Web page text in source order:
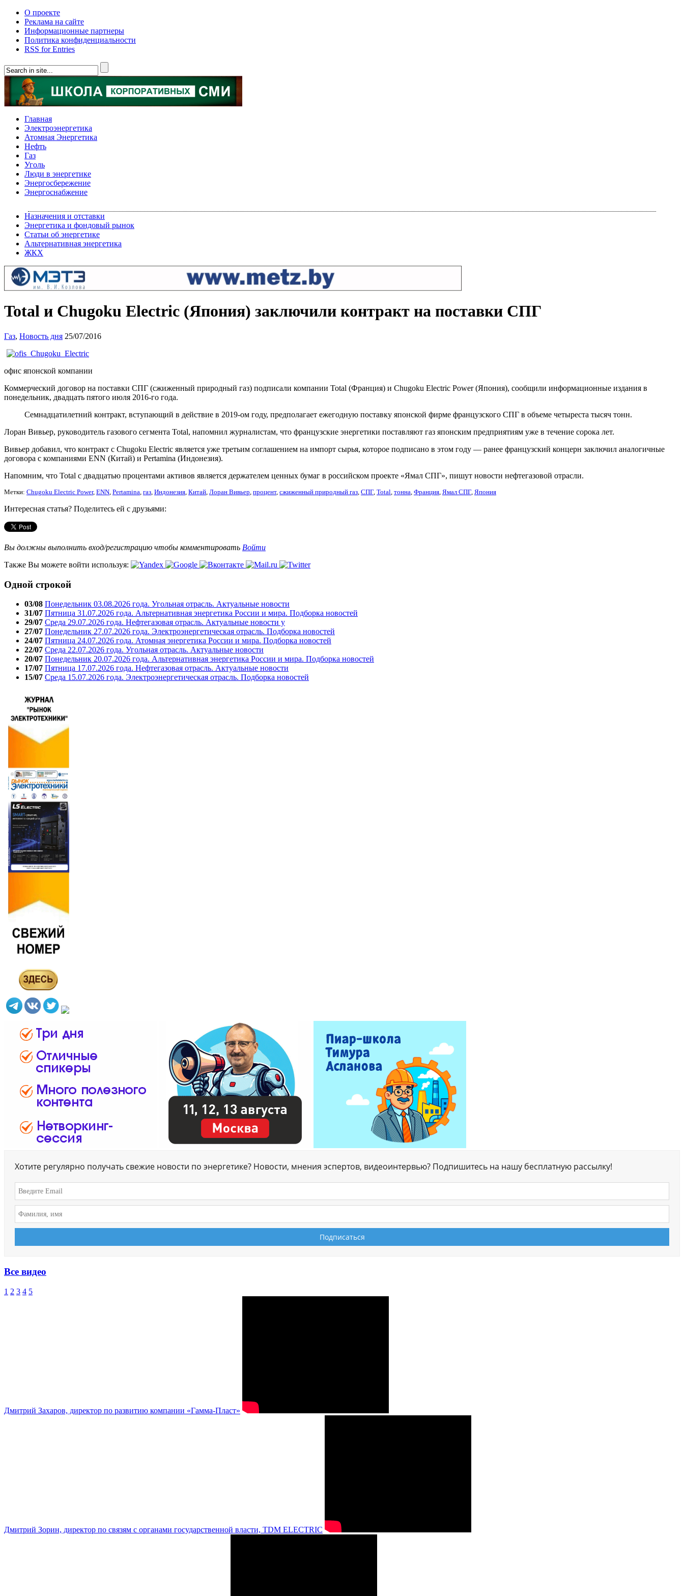
О проекте
Реклама на сайте
Информационные партнеры
Политика конфиденциальности
RSS for Entries
Главная
Электроэнергетика
Атомная Энергетика
Нефть
Газ
Уголь
Люди в энергетике
Энергосбережение
Энергоснабжение
Назначения и отставки
Энергетика и фондовый рынок
Статьи об энергетике
Альтернативная энергетика
ЖКХ
Total и Chugoku Electric (Япония) заключили контракт на поставки СПГ
Газ, Новость дня 25/07/2016
офис японской компании
Коммерческий договор на поставки СПГ (сжиженный природный газ) подписали компании Total (Франция) и Chugoku Electric Power (Япония), сообщили информационные издания в
понедельник, двадцать пятого июля 2016-го года.
Семнадцатилетний контракт, вступающий в действие в 2019-ом году, предполагает ежегодную поставку японской фирме французского СПГ в объеме четыреста тысяч тонн.
Лоран Вивьер, руководитель газового сегмента Total, напомнил журналистам, что французские энергетики поставляют газ японским предприятиям уже в течение сорока лет.
Вивьер добавил, что контракт с Chugoku Electric является уже третьим соглашением на импорт сырья, которое подписано в этом году — ранее французский концерн заключил аналогичные
договора с компаниями ENN (Китай) и Pertamina (Индонезия).
Напомним, что Total с двадцатью процентами активов является держателем ценных бумаг в российском проекте «Ямал СПГ», пишут новости нефтегазовой отрасли.
Метки: Chugoku Electric Power, ENN, Pertamina, газ, Индонезия, Китай, Лоран Вивьер, процент, сжиженный природный газ, СПГ, Тоtаl, тонна, Франция, Ямал СПГ, Япония
Интересная статья? Поделитесь ей с друзьями:
Вы должны выполнить вход/регистрацию чтобы комментировать Войти
Также Вы можете войти используя:
Одной строкой
03/08 Понедельник 03.08.2026 года. Угольная отрасль. Актуальные новости
31/07 Пятница 31.07.2026 года. Альтернативная энергетика России и мира. Подборка новостей
29/07 Среда 29.07.2026 года. Нефтегазовая отрасль. Актуальные новости у
27/07 Понедельник 27.07.2026 года. Электроэнергетическая отрасль. Подборка новостей
24/07 Пятница 24.07.2026 года. Атомная энергетика России и мира. Подборка новостей
22/07 Среда 22.07.2026 года. Угольная отрасль. Актуальные новости
20/07 Понедельник 20.07.2026 года. Альтернативная энергетика России и мира. Подборка новостей
17/07 Пятница 17.07.2026 года. Нефтегазовая отрасль. Актуальные новости
15/07 Среда 15.07.2026 года. Электроэнергетическая отрасль. Подборка новостей
Хотите регулярно получать свежие новости по энергетике? Новости, мнения эспертов, видеоинтервью? Подпишитесь на нашу бесплатную рассылку!
Все видео
1 2 3 4 5
Дмитрий Захаров, директор по развитию компании «Гамма-Пласт»
Дмитрий Зорин, директор по связям с органами государственной власти, TDM ELECTRIC